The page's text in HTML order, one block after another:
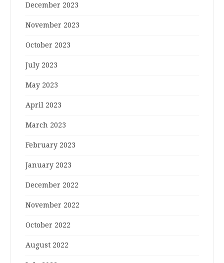
December 2023
November 2023
October 2023
July 2023
May 2023
April 2023
March 2023
February 2023
January 2023
December 2022
November 2022
October 2022
August 2022